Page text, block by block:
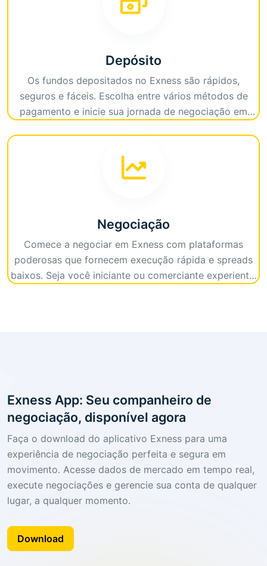
Depósito
Os fundos depositados no Exness são rápidos,
seguros e fáceis. Escolha entre vários métodos de
pagamento e inicie sua jornada de negociação em
Negociação
Comece a negociar em Exness com plataformas
poderosas que fornecem execução rápida e spreads
baixos. Seja você iniciante ou comerciante experiente,
Exness App: Seu companheiro de
negociação, disponível agora
Faça o download do aplicativo Exness para uma
experiência de negociação perfeita e segura em
movimento. Acesse dados de mercado em tempo real,
execute negociações e gerencie sua conta de qualquer
lugar, a qualquer momento.
Download